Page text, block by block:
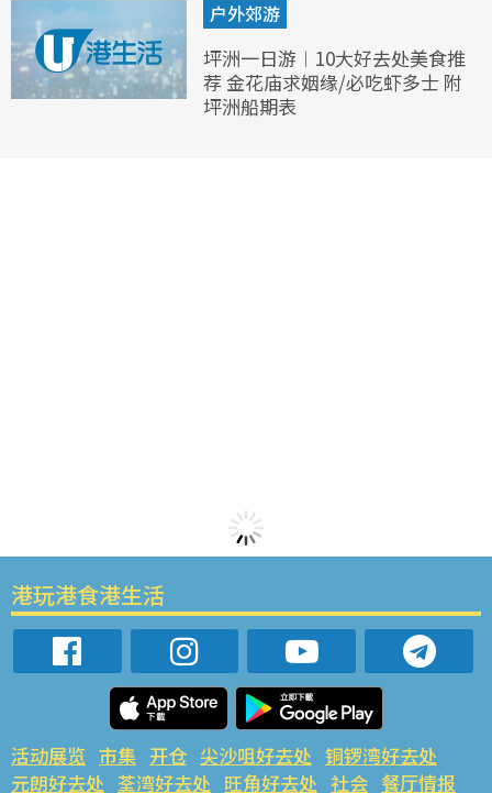
户外郊游
坪洲一日游︱10大好去处美食推
荐 金花庙求姻缘/必吃虾多士 附
坪洲船期表
港玩港食港生活
活动展览 市集 开仓 尖沙咀好去处 铜锣湾好去处
元朗好去处 荃湾好去处 旺角好去处 社会 餐厅情报